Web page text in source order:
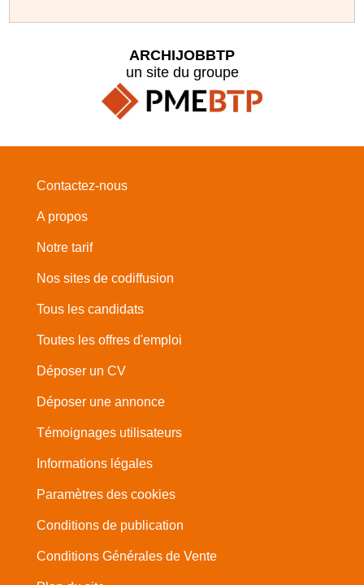
ARCHIJOBBTP
un site du groupe
Contactez-nous
A propos
Notre tarif
Nos sites de codiffusion
Tous les candidats
Toutes les offres d'emploi
Déposer un CV
Déposer une annonce
Témoignages utilisateurs
Informations légales
Paramètres des cookies
Conditions de publication
Conditions Générales de Vente